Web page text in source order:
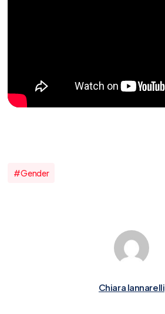
#gender
Chiara Iannarelli